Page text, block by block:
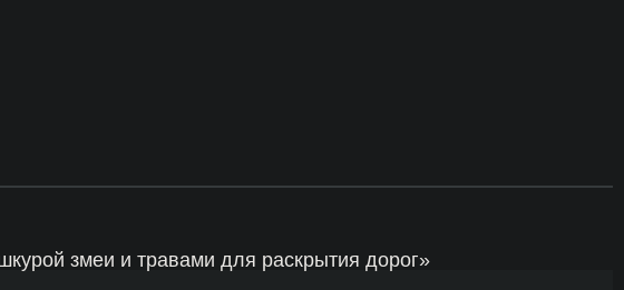
змеи и травами для раскрытия дорог»